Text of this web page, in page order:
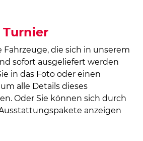
Turnier
Fahrzeuge, die sich in unserem
sofort ausgeliefert werden
in das Foto oder einen
alle Details dieses
Oder Sie können sich durch
anzeigen